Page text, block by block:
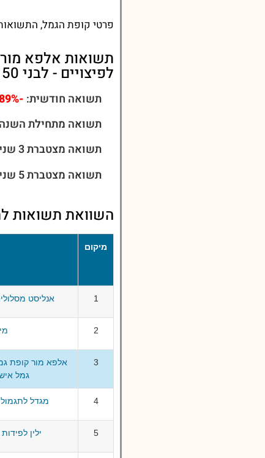
פרטי קופת הגמל,
תשואות אלפא
לפיצויים - לבני 50 ומטה
תשואה חודשית: -0.89%
תשואה מתחילת
תשואה מצטברת 3 שנים:
תשואה מצטברת 5 שנים:
השוואת תשואות
מיקום
1 אנליסט מסלולית
2
3
אלפא מור קופת
גמל
4 מגדל לתגמולים
5 ילין לפידות